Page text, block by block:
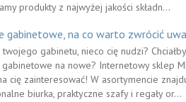
produkty z najwyżej jakości składn...
gabinetowe, na co warto zwrócić
twojego gabinetu, nieco cię nudzi?
na nowe? Internetowy sklep
cię zainteresować! W asortymencie
biurka, praktyczne szafy i regały or...